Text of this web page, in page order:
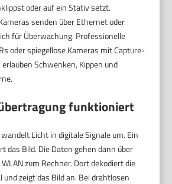
oder auf ein Stativ setzt.
senden über Ethernet oder
für Überwachung. Professionelle
oder spiegellose Kameras mit Capture-
Schwenken, Kippen und
funktioniert
Licht in digitale Signale um. Ein
das Bild. Die Daten gehen dann über
zum Rechner. Dort dekodiert die
zeigt das Bild an. Bei drahtlosen